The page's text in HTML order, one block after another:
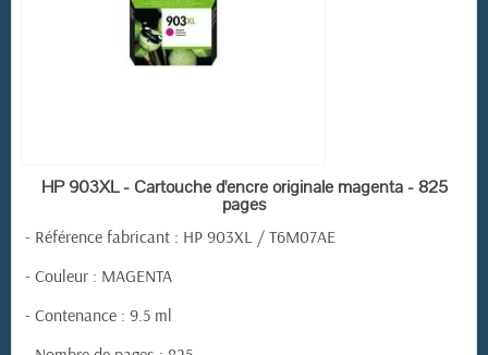
EN STOCK
HP 903XL - Cartouche d'encre originale magenta - 825
pages
- Référence fabricant : HP 903XL / T6M07AE
- Couleur : MAGENTA
- Contenance : 9.5 ml